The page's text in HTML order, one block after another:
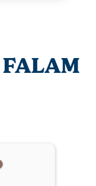
FALAM